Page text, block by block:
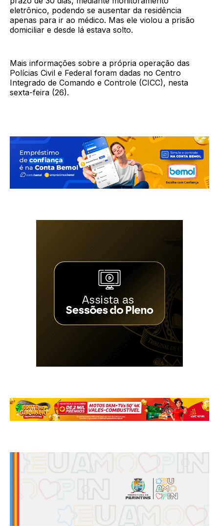
eletrônico, podendo se ausentar da residência
apenas para ir ao médico. Mas ele violou a prisão
domiciliar e desde lá estava solto.
Mais informações sobre a própria operação das
Polícias Civil e Federal foram dadas no Centro
Integrado de Comando e Controle (CICC), nesta
sexta-feira (26).